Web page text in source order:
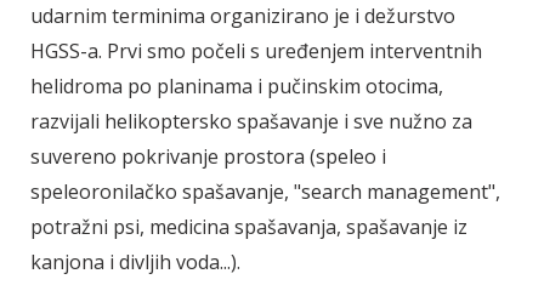
udarnim terminima organizirano je i dežurstvo
HGSS-a. Prvi smo počeli s uređenjem interventnih
helidroma po planinama i pučinskim otocima,
razvijali helikoptersko spašavanje i sve nužno za
suvereno pokrivanje prostora (speleo i
speleoronilačko spašavanje, "search management",
potražni psi, medicina spašavanja, spašavanje iz
kanjona i divljih voda...).